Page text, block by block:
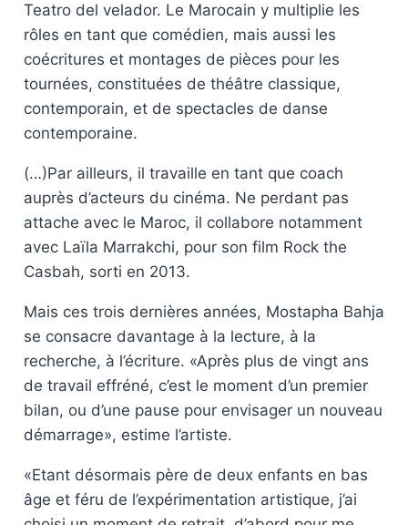
Teatro del velador. Le Marocain y multiplie les
rôles en tant que comédien, mais aussi les
coécritures et montages de pièces pour les
tournées, constituées de théâtre classique,
contemporain, et de spectacles de danse
contemporaine.
(…)Par ailleurs, il travaille en tant que coach
auprès d’acteurs du cinéma. Ne perdant pas
attache avec le Maroc, il collabore notamment
avec Laïla Marrakchi, pour son film Rock the
Casbah, sorti en 2013.
Mais ces trois dernières années, Mostapha Bahja
se consacre davantage à la lecture, à la
recherche, à l’écriture. «Après plus de vingt ans
de travail effréné, c’est le moment d’un premier
bilan, ou d’une pause pour envisager un nouveau
démarrage», estime l’artiste.
«Etant désormais père de deux enfants en bas
âge et féru de l’expérimentation artistique, j’ai